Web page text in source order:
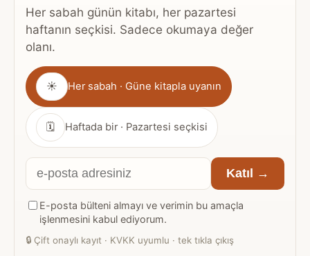
Her sabah günün kitabı, her pazartesi
haftanın seçkisi. Sadece okumaya değer
olanı.
Gönderim
sıklığı
☀ Her sabah · Güne kitapla uyanın
🗓 Haftada bir · Pazartesi seçkisi
E-
posta
adresiniz
Katıl →
E-posta bülteni almayı ve verimin bu amaçla
işlenmesini kabul ediyorum.
🔒 Çift onaylı kayıt · KVKK uyumlu · tek tıkla çıkış